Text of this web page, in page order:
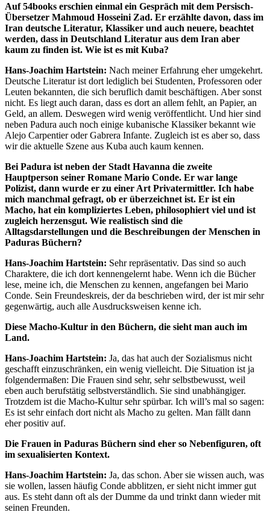
Auf 54books erschien einmal ein Gespräch mit dem Persisch-
Übersetzer Mahmoud Hosseini Zad. Er erzählte davon, dass im
Iran deutsche Literatur, Klassiker und auch neuere, beachtet
werden, dass in Deutschland Literatur aus dem Iran aber
kaum zu finden ist. Wie ist es mit Kuba?
Hans-Joachim Hartstein: Nach meiner Erfahrung eher umgekehrt.
Deutsche Literatur ist dort lediglich bei Studenten, Professoren oder
Leuten bekannten, die sich beruflich damit beschäftigen. Aber sonst
nicht. Es liegt auch daran, dass es dort an allem fehlt, an Papier, an
Geld, an allem. Deswegen wird wenig veröffentlicht. Und hier sind
neben Padura auch noch einige kubanische Klassiker bekannt wie
Alejo Carpentier oder Gabrera Infante. Zugleich ist es aber so, dass
wir die aktuelle Szene aus Kuba auch kaum kennen.
Bei Padura ist neben der Stadt Havanna die zweite
Hauptperson seiner Romane Mario Conde. Er war lange
Polizist, dann wurde er zu einer Art Privatermittler. Ich habe
mich manchmal gefragt, ob er überzeichnet ist. Er ist ein
Macho, hat ein kompliziertes Leben, philosophiert viel und ist
zugleich herzensgut. Wie realistisch sind die
Alltagsdarstellungen und die Beschreibungen der Menschen in
Paduras Büchern?
Hans-Joachim Hartstein: Sehr repräsentativ. Das sind so auch
Charaktere, die ich dort kennengelernt habe. Wenn ich die Bücher
lese, meine ich, die Menschen zu kennen, angefangen bei Mario
Conde. Sein Freundeskreis, der da beschrieben wird, der ist mir sehr
gegenwärtig, auch alle Ausdrucksweisen kenne ich.
Diese Macho-Kultur in den Büchern, die sieht man auch im
Land.
Hans-Joachim Hartstein: Ja, das hat auch der Sozialismus nicht
geschafft einzuschränken, ein wenig vielleicht. Die Situation ist ja
folgendermaßen: Die Frauen sind sehr, sehr selbstbewusst, weil
eben auch berufstätig selbstverständlich. Sie sind unabhängiger.
Trotzdem ist die Macho-Kultur sehr spürbar. Ich will’s mal so sagen:
Es ist sehr einfach dort nicht als Macho zu gelten. Man fällt dann
eher positiv auf.
Die Frauen in Paduras Büchern sind eher so Nebenfiguren, oft
im sexualisierten Kontext.
Hans-Joachim Hartstein: Ja, das schon. Aber sie wissen auch, was
sie wollen, lassen häufig Conde abblitzen, er sieht nicht immer gut
aus. Es steht dann oft als der Dumme da und trinkt dann wieder mit
seinen Freunden.